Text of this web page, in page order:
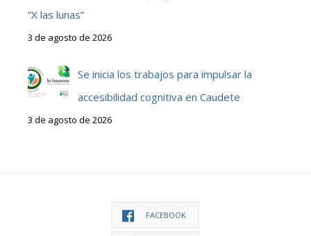
“X las lunas”
3 de agosto de 2026
Se inicia los trabajos para impulsar la
accesibilidad cognitiva en Caudete
3 de agosto de 2026
FACEBOOK